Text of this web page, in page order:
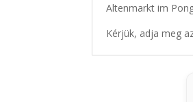
Altenmarkt im
Kérjük, adja meg